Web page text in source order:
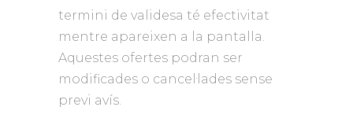
termini de validesa té efectivitat
mentre apareixen a la pantalla.
Aquestes ofertes podran ser
modificades o cancel·lades sense
previ avís.